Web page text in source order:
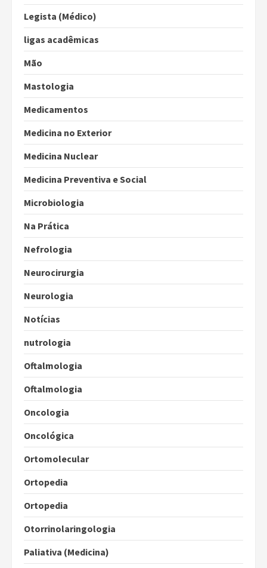
Legista (Médico)
ligas acadêmicas
Mão
Mastologia
Medicamentos
Medicina no Exterior
Medicina Nuclear
Medicina Preventiva e Social
Microbiologia
Na Prática
Nefrologia
Neurocirurgia
Neurologia
Notícias
nutrologia
Oftalmologia
Oftalmologia
Oncologia
Oncológica
Ortomolecular
Ortopedia
Ortopedia
Otorrinolaringologia
Paliativa (Medicina)